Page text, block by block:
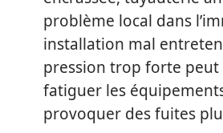
problème local dans
installation mal
pression trop forte peut
fatiguer les
provoquer des fuites